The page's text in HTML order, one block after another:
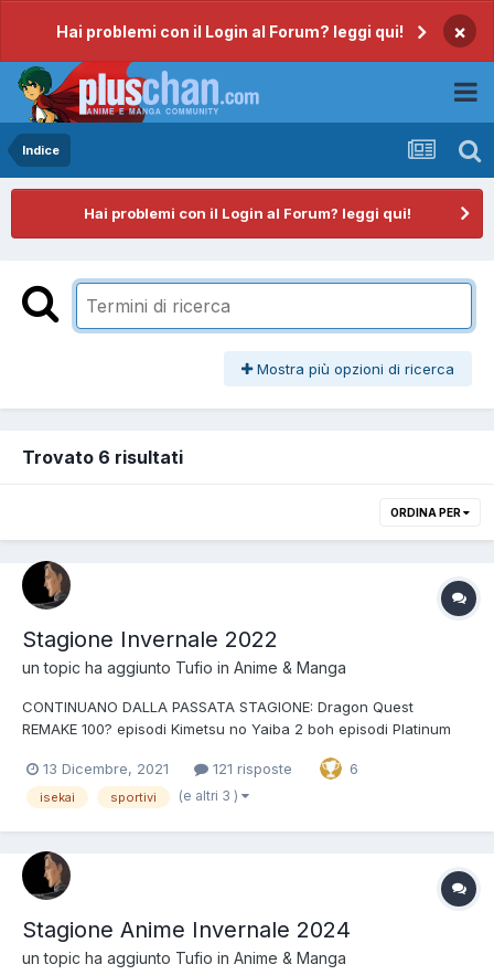
Hai problemi con il Login al Forum? leggi qui! ×
Indice
Hai problemi con il Login al Forum? leggi qui!
Mostra più opzioni di ricerca
Trovato 6 risultati
ORDINA PER
Stagione Invernale 2022
un topic ha aggiunto Tufio in Anime & Manga
CONTINUANO DALLA PASSATA STAGIONE: Dragon Quest
REMAKE 100? episodi Kimetsu no Yaiba 2 boh episodi Platinum
episodi Shaman King REMAKE 52 episodi Lupin III: Parte 6 24
episodi Precure Tropicali daranno la staffetta a Precure Ma...
13 Dicembre, 2021 121 risposte 6
isekai sportivi (e altri 3 )
Stagione Anime Invernale 2024
un topic ha aggiunto Tufio in Anime & Manga